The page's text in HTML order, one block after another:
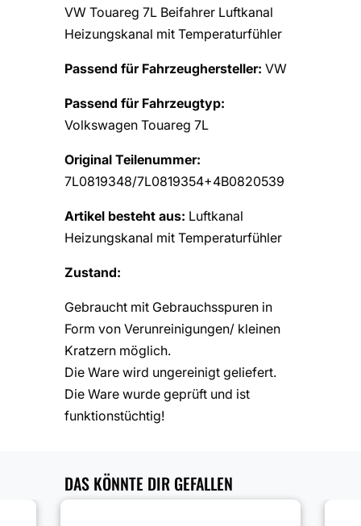
VW Touareg 7L Beifahrer Luftkanal
Heizungskanal mit Temperaturfühler
Passend für Fahrzeughersteller: VW
Passend für Fahrzeugtyp:
Volkswagen Touareg 7L
Original Teilenummer:
7L0819348/7L0819354+4B0820539
Artikel besteht aus: Luftkanal
Heizungskanal mit Temperaturfühler
Zustand:
Gebraucht mit Gebrauchsspuren in
Form von Verunreinigungen/ kleinen
Kratzern möglich.
Die Ware wird ungereinigt geliefert.
Die Ware wurde geprüft und ist
funktionstüchtig!
DAS KÖNNTE DIR GEFALLEN